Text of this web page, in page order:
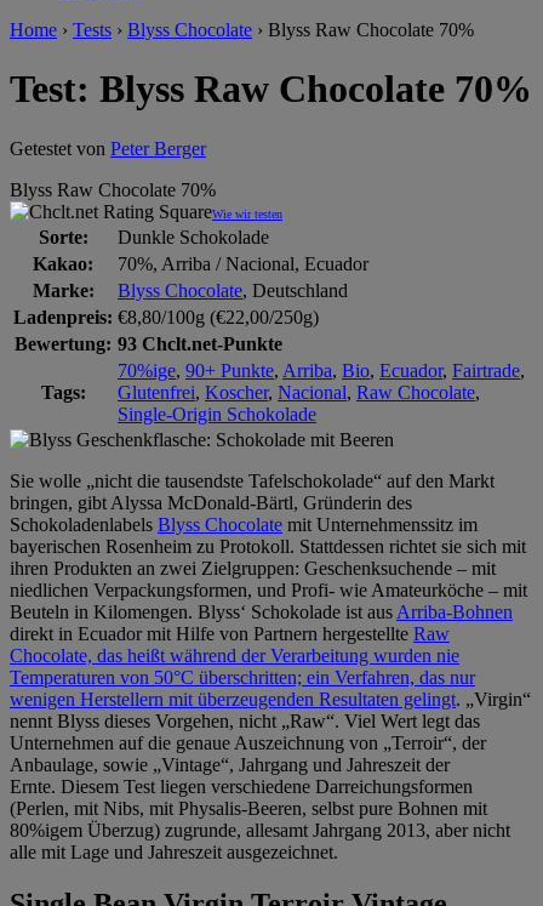
Home › Tests › Blyss Chocolate › Blyss Raw Chocolate 70%
Test: Blyss Raw Chocolate 70%
Getestet von Peter Berger
Blyss Raw Chocolate 70%
Wie wir testen
Sorte:
Dunkle Schokolade
Kakao:
70%, Arriba / Nacional, Ecuador
Marke:
Blyss Chocolate, Deutschland
Ladenpreis: €8,80/100g (€22,00/250g)
Bewertung: 93 Chclt.net-Punkte
Tags:
70%ige, 90+ Punkte, Arriba, Bio, Ecuador, Fairtrade,
Glutenfrei, Koscher, Nacional, Raw Chocolate,
Single-Origin Schokolade
Sie wolle „nicht die tausendste Tafelschokolade“ auf den Markt
bringen, gibt Alyssa McDonald-Bärtl, Gründerin des
Schokoladenlabels Blyss Chocolate mit Unternehmenssitz im
bayerischen Rosenheim zu Protokoll. Stattdessen richtet sie sich mit
ihren Produkten an zwei Zielgruppen: Geschenksuchende – mit
niedlichen Verpackungsformen, und Profi- wie Amateurköche – mit
Beuteln in Kilomengen. Blyss‘ Schokolade ist aus Arriba-Bohnen
direkt in Ecuador mit Hilfe von Partnern hergestellte Raw
Chocolate, das heißt während der Verarbeitung wurden nie
Temperaturen von 50°C überschritten; ein Verfahren, das nur
wenigen Herstellern mit überzeugenden Resultaten gelingt. „Virgin“
nennt Blyss dieses Vorgehen, nicht „Raw“. Viel Wert legt das
Unternehmen auf die genaue Auszeichnung von „Terroir“, der
Anbaulage, sowie „Vintage“, Jahrgang und Jahreszeit der
Ernte. Diesem Test liegen verschiedene Darreichungsformen
(Perlen, mit Nibs, mit Physalis-Beeren, selbst pure Bohnen mit
80%igem Überzug) zugrunde, allesamt Jahrgang 2013, aber nicht
alle mit Lage und Jahreszeit ausgezeichnet.